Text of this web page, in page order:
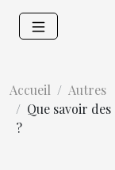
Accueil
Autres
Que savoir
?